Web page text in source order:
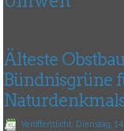
Älteste
Bündnisgrüne
Veröffentlicht: Dienstag,